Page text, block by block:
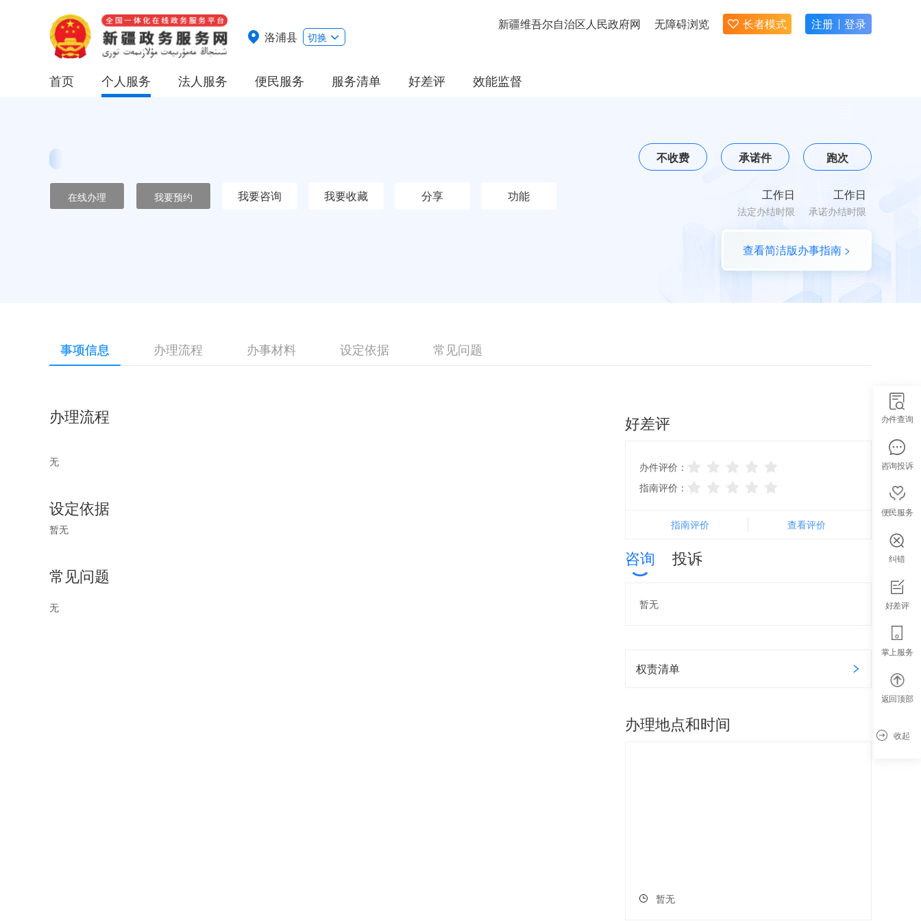
洛浦县 切换
新疆维吾尔自治区人民政府网 无障碍浏览 长者模式 注册 登录
首页 个人服务 法人服务 便民服务 服务清单 好差评 效能监督
智能导办
在线办理 我要预约 我要咨询 我要收藏 分享 功能
不收费 承诺件 跑次
工作日
法定办结时限
工作日
承诺办结时限
查看简洁版办事指南 >
事项信息 办理流程 办事材料 设定依据 常见问题
办理流程
无
设定依据
暂无
常见问题
无
好差评
办件评价：
指南评价：
指南评价 查看评价
咨询 投诉
暂无
权责清单
办理地点和时间
暂无
办件查询
咨询投诉
便民服务
纠错
好差评
掌上服务
返回顶部
收起